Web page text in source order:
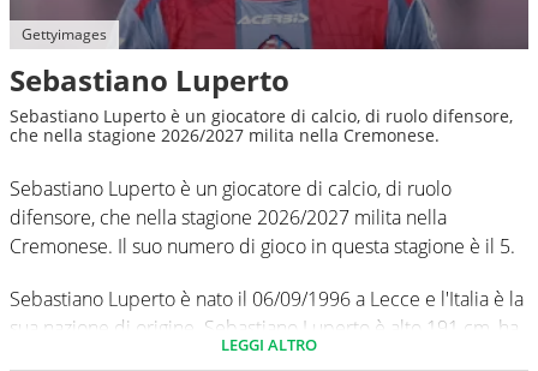
Gettyimages
Sebastiano Luperto
Sebastiano Luperto è un giocatore di calcio, di ruolo difensore,
che nella stagione 2026/2027 milita nella Cremonese.
Sebastiano Luperto è un giocatore di calcio, di ruolo
difensore, che nella stagione 2026/2027 milita nella
Cremonese. Il suo numero di gioco in questa stagione è il 5.
Sebastiano Luperto è nato il 06/09/1996 a Lecce e l'Italia è la
sua nazione di origine. Sebastiano Luperto è alto 191 cm, ha
un peso medio di 75 kg. Il suo piede di calcio in via
LEGGI ALTRO